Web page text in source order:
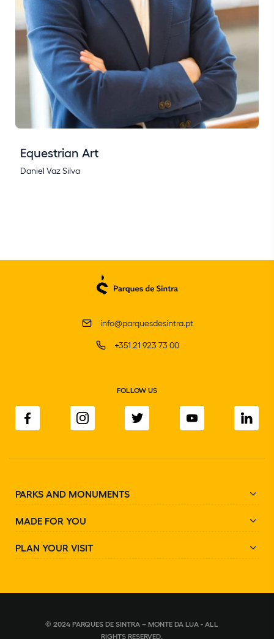
Equestrian Art
Daniel Vaz Silva
info@parquesdesintra.pt
+351 21 923 73 00
FOLLOW US
PARKS AND MONUMENTS
MADE FOR YOU
PLAN YOUR VISIT
© 2024 PARQUES DE SINTRA – MONTE DA LUA - ALL
RIGHTS RESERVED.